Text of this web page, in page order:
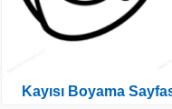
Kayısı Boyama